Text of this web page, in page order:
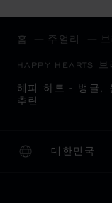
홈 주얼리
HAPPY HEARTS
해피 하트 - 뱅글,
추린
대한민국
현지화(국
국가 변경